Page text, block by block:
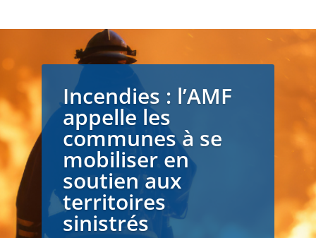
Incendies : l’AMF
appelle les
communes à se
mobiliser en
soutien aux
territoires
sinistrés